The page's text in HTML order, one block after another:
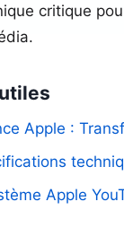
critique
Apple :
Apple